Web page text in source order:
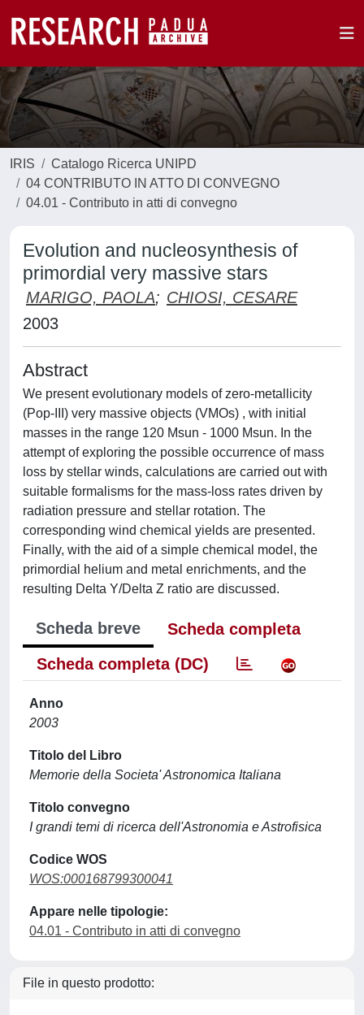
IRIS
Catalogo Ricerca UNIPD
04 CONTRIBUTO IN ATTO DI CONVEGNO
04.01 - Contributo in atti di convegno
Evolution and nucleosynthesis of
primordial very massive stars
MARIGO, PAOLA; CHIOSI, CESARE
2003
Abstract
We present evolutionary models of zero-metallicity
(Pop-III) very massive objects (VMOs) , with initial
masses in the range 120 Msun - 1000 Msun. In the
attempt of exploring the possible occurrence of mass
loss by stellar winds, calculations are carried out with
suitable formalisms for the mass-loss rates driven by
radiation pressure and stellar rotation. The
corresponding wind chemical yields are presented.
Finally, with the aid of a simple chemical model, the
primordial helium and metal enrichments, and the
resulting Delta Y/Delta Z ratio are discussed.
Scheda breve
Scheda completa
Scheda completa (DC)
Anno
2003
Titolo del Libro
Memorie della Societa' Astronomica Italiana
Titolo convegno
I grandi temi di ricerca dell'Astronomia e Astrofisica
Codice WOS
WOS:000168799300041
Appare nelle tipologie:
04.01 - Contributo in atti di convegno
File in questo prodotto: